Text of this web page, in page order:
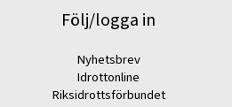
Följ/logga in
Nyhetsbrev
Idrottonline
Riksidrottsförbundet